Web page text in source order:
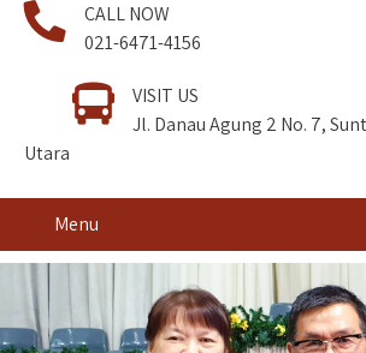
CALL NOW
021-6471-4156
VISIT US
Jl. Danau Agung 2 No. 7,
Utara
Menu